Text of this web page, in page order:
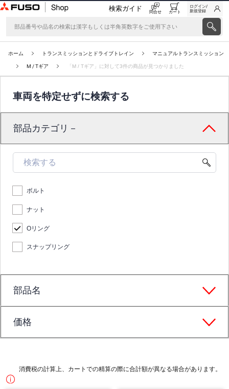
検索ガイド 問合せ カート
ログイン/
新規登録
ホーム トランスミッションとドライブトレイン マニュアルトランスミッション
M / Tギア 「M / Tギア」に対して3件の商品が見つかりました
車両を特定せずに検索する
部品カテゴリ－
ボルト
ナット
Oリング
スナップリング
部品名
価格
消費税の計算上、カートでの精算の際に合計額が異なる場合があります。